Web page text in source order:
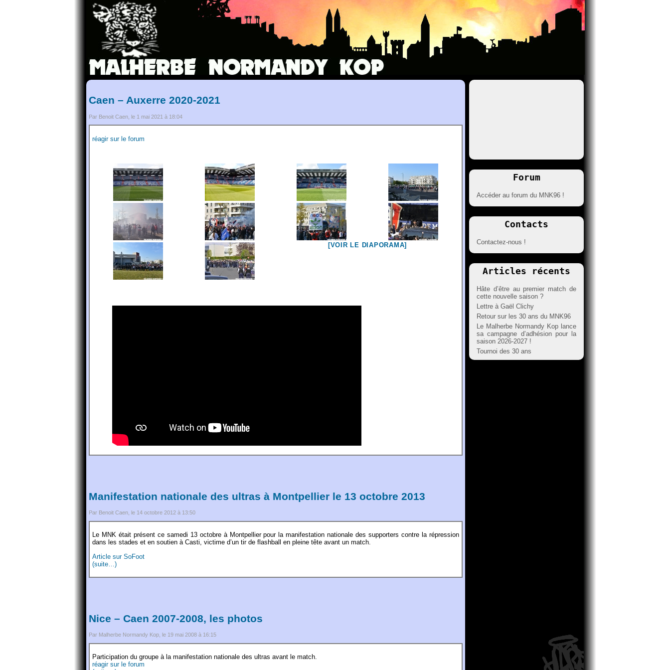
Caen – Auxerre 2020-2021
Par Benoit Caen, le 1 mai 2021 à 18:04
réagir sur le forum
[VOIR LE DIAPORAMA]
Manifestation nationale des ultras à Montpellier le 13 octobre 2013
Par Benoit Caen, le 14 octobre 2012 à 13:50
Le MNK était présent ce samedi 13 octobre à Montpellier pour la manifestation nationale des supporters contre la répression
dans les stades et en soutien à Casti, victime d’un tir de flashball en pleine tête avant un match.
Article sur SoFoot
(suite…)
Nice – Caen 2007-2008, les photos
Par Malherbe Normandy Kop, le 19 mai 2008 à 16:15
Participation du groupe à la manifestation nationale des ultras avant le match.
réagir sur le forum
Forum
Accéder au forum du MNK96 !
Contacts
Contactez-nous !
Articles récents
Hâte d’être au premier match de
cette nouvelle saison ?
Lettre à Gaël Clichy
Retour sur les 30 ans du MNK96
Le Malherbe Normandy Kop lance
sa campagne d’adhésion pour la
saison 2026-2027 !
Tournoi des 30 ans